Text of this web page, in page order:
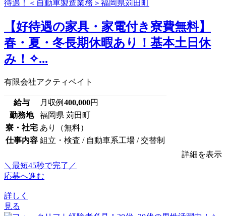
【好待遇の家具・家電付き寮費無料】
春・夏・冬長期休暇あり！基本土日休
み！✧...
有限会社アクティベイト
給与 月収例 400,000円
勤務地
福岡県 苅田町
寮・社宅 あり（無料）
仕事内容 組立・検査 / 自動車系工場 / 交替制
詳細を表示
＼最短45秒で完了／
応募へ進む
詳しく
見る